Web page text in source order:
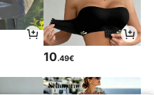
10.49€